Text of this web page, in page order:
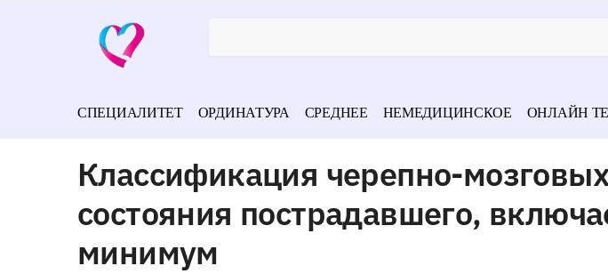
СПЕЦИАЛИТЕТ ОРДИНАТУРА СРЕДНЕЕ НЕМЕДИЦИНСКОЕ ОНЛАЙН
Классификация черепно-
состояния пострадавшего,
минимум